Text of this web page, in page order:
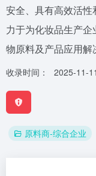
安全、具有高效活
力于为化妆品生产
物原料及产品应用解
收录时间： 2025-11-11
原料商-综合企业